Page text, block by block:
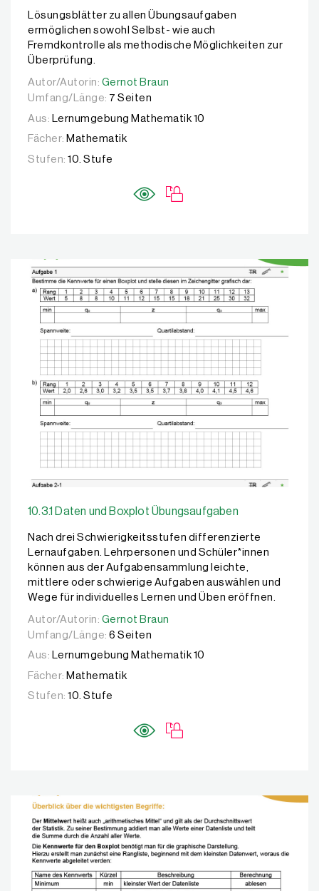
Lösungsblätter zu allen Übungsaufgaben
ermöglichen sowohl Selbst- wie auch
Fremdkontrolle als methodische Möglichkeiten zur
Überprüfung.
Autor/Autorin: Gernot Braun
Autor/Autorin: Gernot Braun
Umfang/Länge: 7 Seiten
Aus:
Lernumgebung Mathematik 10
Fächer: Mathematik
Stufen: 10. Stufe
10.3.1 Daten und Boxplot Übungsaufgaben
Nach drei Schwierigkeitsstufen differenzierte
Lernaufgaben. Lehrpersonen und Schüler*innen
können aus der Aufgabensammlung leichte,
mittlere oder schwierige Aufgaben auswählen und
Wege für individuelles Lernen und Üben eröffnen.
Autor/Autorin: Gernot Braun
Autor/Autorin: Gernot Braun
Umfang/Länge: 6 Seiten
Aus: Lernumgebung Mathematik 10
Fächer: Mathematik
Stufen: 10. Stufe